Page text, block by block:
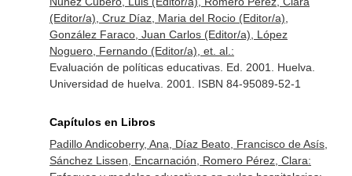
(Editor/a), Cruz Díaz, Maria del Rocio (Editor/a),
González Faraco, Juan Carlos (Editor/a), López
Noguero, Fernando (Editor/a), et. al.:
Evaluación de políticas educativas. Ed. 2001. Huelva.
Universidad de huelva. 2001. ISBN 84-95089-52-1
Capítulos en Libros
Padillo Andicoberry, Ana, Díaz Beato, Francisco de Asís,
Sánchez Lissen, Encarnación, Romero Pérez, Clara: